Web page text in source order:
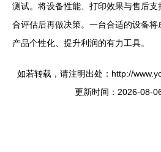
测试。将设备性能、打印效果与售后
合评估后再做决策。一台合适的设备
产品个性化、提升利润的有力工具。
如若转载，请注明出处：http://
更新时间：2026-08-